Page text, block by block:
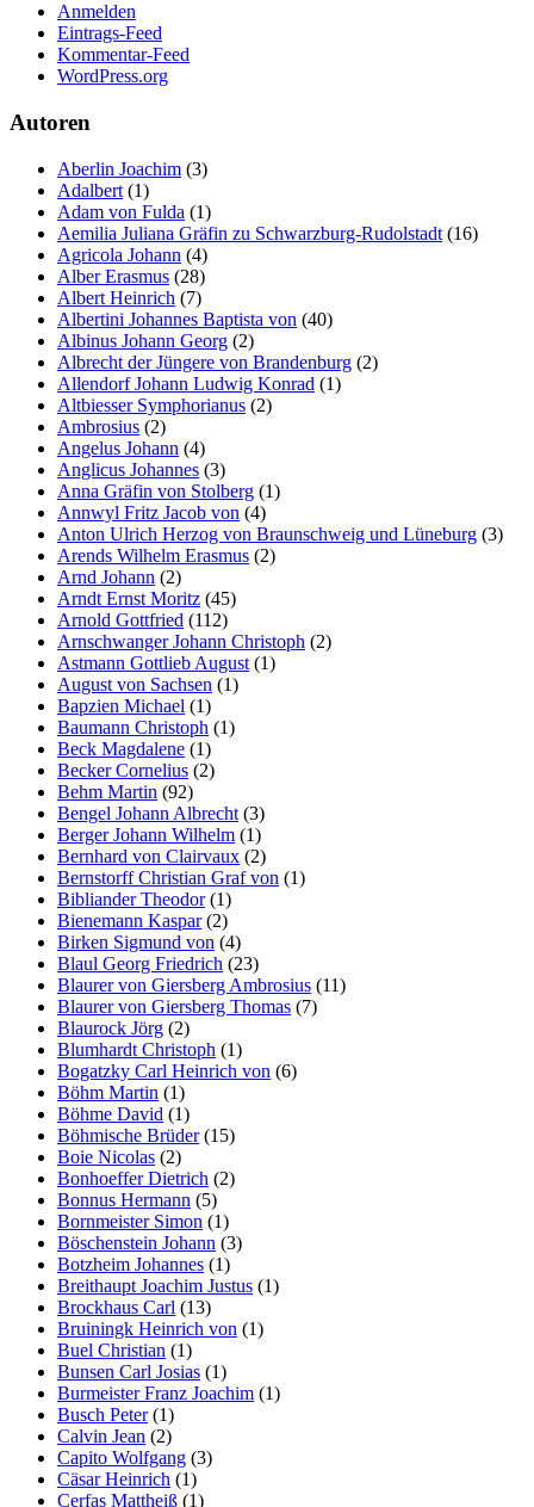
Anmelden
Eintrags-Feed
Kommentar-Feed
WordPress.org
Autoren
Aberlin Joachim (3)
Adalbert (1)
Adam von Fulda (1)
Aemilia Juliana Gräfin zu Schwarzburg-Rudolstadt (16)
Agricola Johann (4)
Alber Erasmus (28)
Albert Heinrich (7)
Albertini Johannes Baptista von (40)
Albinus Johann Georg (2)
Albrecht der Jüngere von Brandenburg (2)
Allendorf Johann Ludwig Konrad (1)
Altbiesser Symphorianus (2)
Ambrosius (2)
Angelus Johann (4)
Anglicus Johannes (3)
Anna Gräfin von Stolberg (1)
Annwyl Fritz Jacob von (4)
Anton Ulrich Herzog von Braunschweig und Lüneburg (3)
Arends Wilhelm Erasmus (2)
Arnd Johann (2)
Arndt Ernst Moritz (45)
Arnold Gottfried (112)
Arnschwanger Johann Christoph (2)
Astmann Gottlieb August (1)
August von Sachsen (1)
Bapzien Michael (1)
Baumann Christoph (1)
Beck Magdalene (1)
Becker Cornelius (2)
Behm Martin (92)
Bengel Johann Albrecht (3)
Berger Johann Wilhelm (1)
Bernhard von Clairvaux (2)
Bernstorff Christian Graf von (1)
Bibliander Theodor(1)
Bienemann Kaspar(2)
Birken Sigmund von (4)
Blaul Georg Friedrich (23)
Blaurer von Giersberg Ambrosius (11)
Blaurer von Giersberg Thomas (7)
Blaurock Jörg (2)
Blumhardt Christoph (1)
Bogatzky Carl Heinrich von (6)
Böhm Martin (1)
Böhme David (1)
Böhmische Brüder(15)
Boie Nicolas (2)
Bonhoeffer Dietrich (2)
Bonnus Hermann (5)
Bornmeister Simon (1)
Böschenstein Johann (3)
Botzheim Johannes (1)
Breithaupt Joachim Justus (1)
Brockhaus Carl (13)
Bruiningk Heinrich von (1)
Buel Christian (1)
Bunsen Carl Josias (1)
Burmeister Franz Joachim (1)
Busch Peter(1)
Calvin Jean (2)
Capito Wolfgang (3)
Cäsar Heinrich (1)
Cerfas Mattheiß (1)